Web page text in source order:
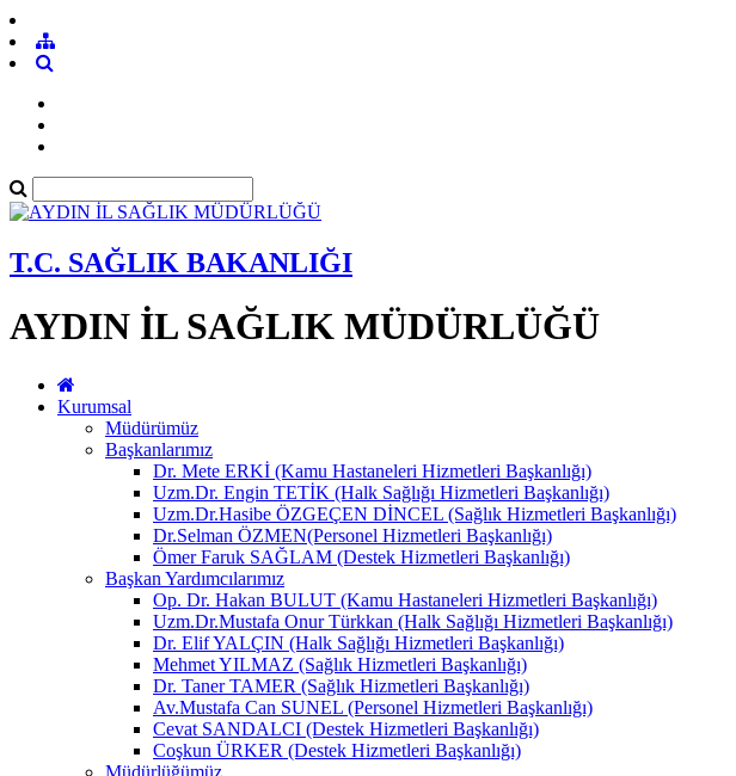
T.C. SAĞLIK BAKANLIĞI
AYDIN İL SAĞLIK MÜDÜRLÜĞÜ
Kurumsal
Müdürümüz
Başkanlarımız
Dr. Mete ERKİ (Kamu Hastaneleri Hizmetleri Başkanlığı)
Uzm.Dr. Engin TETİK (Halk Sağlığı Hizmetleri Başkanlığı)
Uzm.Dr.Hasibe ÖZGEÇEN DİNCEL (Sağlık Hizmetleri Başkanlığı)
Dr.Selman ÖZMEN(Personel Hizmetleri Başkanlığı)
Ömer Faruk SAĞLAM (Destek Hizmetleri Başkanlığı)
Başkan Yardımcılarımız
Op. Dr. Hakan BULUT (Kamu Hastaneleri Hizmetleri Başkanlığı)
Uzm.Dr.Mustafa Onur Türkkan (Halk Sağlığı Hizmetleri Başkanlığı)
Dr. Elif YALÇIN (Halk Sağlığı Hizmetleri Başkanlığı)
Mehmet YILMAZ (Sağlık Hizmetleri Başkanlığı)
Dr. Taner TAMER (Sağlık Hizmetleri Başkanlığı)
Av.Mustafa Can SUNEL (Personel Hizmetleri Başkanlığı)
Cevat SANDALCI (Destek Hizmetleri Başkanlığı)
Coşkun ÜRKER (Destek Hizmetleri Başkanlığı)
Müdürlüğümüz